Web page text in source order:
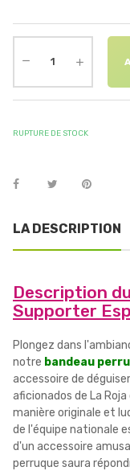
RUPTURE DE STOCK
LA DESCRIPTION
Description
Supporter
Plongez dans
notre bandeau
accessoire de
aficionados de La
manière originale et
de l'équipe nationale
d'un accessoire
perruque saura